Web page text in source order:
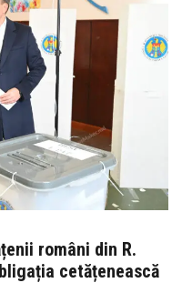
români din R.
cetățenească